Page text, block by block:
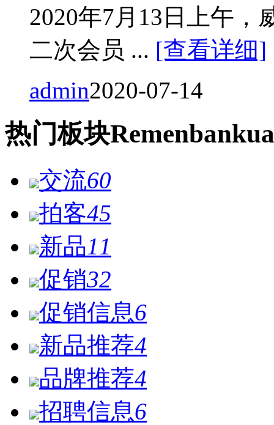
2020年7月13日上午，
二次会员 ... [查看详细]
admin2020-07-14
热门板块Remen
交流60
拍客45
新品11
促销32
促销信息6
新品推荐4
品牌推荐4
招聘信息6